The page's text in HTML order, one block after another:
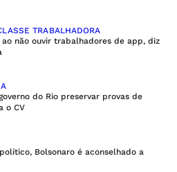
TRABALHADORA
ao não ouvir trabalhadores de app, diz
do Rio preservar provas de
o CV
Bolsonaro é aconselhado a